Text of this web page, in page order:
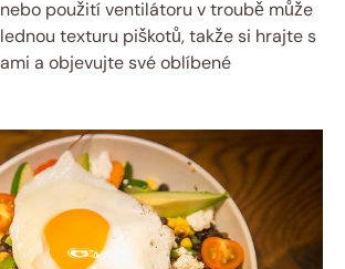
použití ventilátoru v troubě může
texturu piškotů, takže si hrajte s
a objevujte své oblíbené